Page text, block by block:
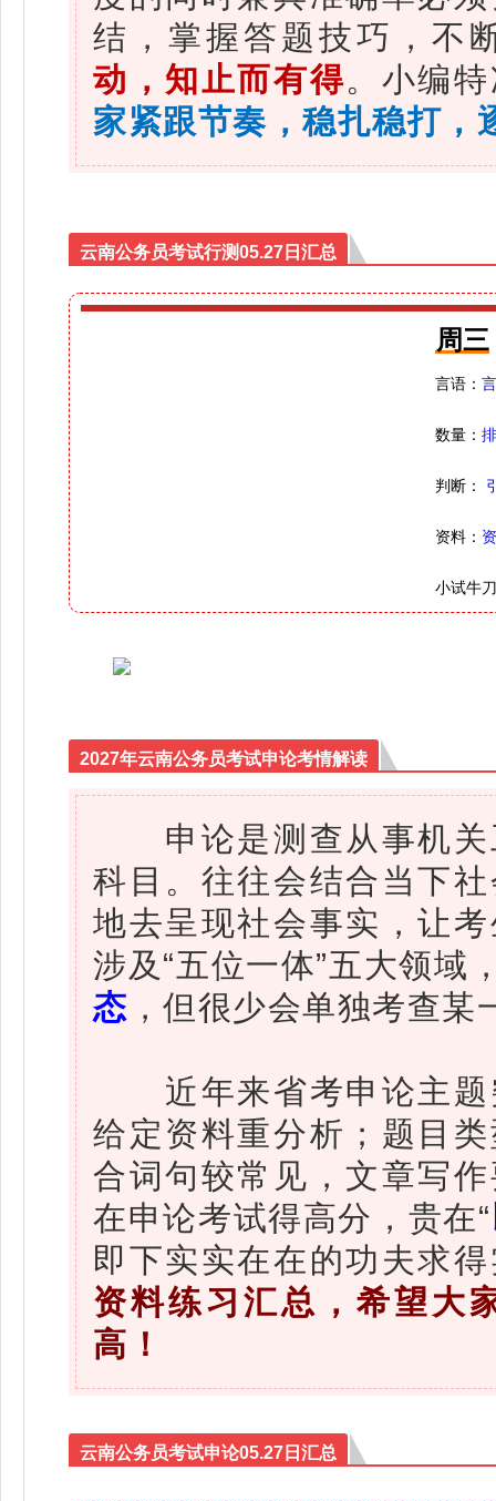
结，掌握答题技巧，不
动，知止而有得。小编
家紧跟节奏 ，稳扎稳打，
云南公务员考试行测05.27日汇总
周三
言语：
数量：
判断：
资料：
小试牛
2027年云南公务员考试申论考情解读
申论是测查从事机关
科目。往往会结合当下
地去呈现社会事实，让
涉及“五位一体”五大领域
态 ，但很少会单独考查某
近年来省考申论主题
给定资料重分析；题目
合词句较常见，文章写
在申论考试得高分，贵在“
即下实实在在的功夫求
资料练习汇总，希望大
高！
云南公务员考试申论05.27日汇总